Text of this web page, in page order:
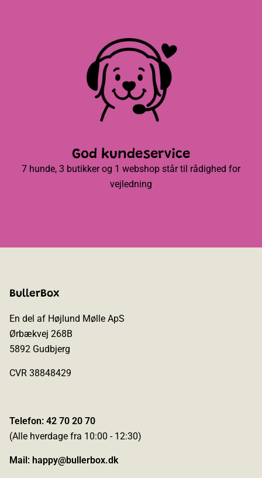
God kundeservice
7 hunde, 3 butikker og 1 webshop står til rådighed for
vejledning
BullerBox
En del af Højlund Mølle ApS
Ørbækvej 268B
5892 Gudbjerg
CVR 38848429
Telefon: 42 70 20 70
(Alle hverdage fra 10:00 - 12:30)
Mail: happy@bullerbox.dk